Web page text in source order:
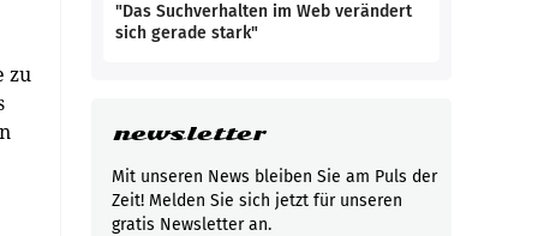
zu
"Das Suchverhalten im Web verändert
sich gerade stark"
newsletter
Mit unseren News bleiben Sie am Puls der
Zeit! Melden Sie sich jetzt für unseren
gratis Newsletter an.